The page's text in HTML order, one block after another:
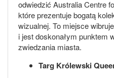
odwiedzić Australia Centre
które prezentuje bogatą
wizualnej. To miejsce
i jest doskonałym punktem
zwiedzania miasta.
Targ Królewski